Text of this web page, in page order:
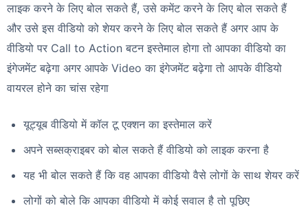
लाइक करने के लिए बोल सकते हैं, उसे कमेंट करने के लिए बोल सकते हैं
और उसे इस वीडियो को शेयर करने के लिए बोल सकते हैं अगर आप के
वीडियो पर Call to Action बटन इस्तेमाल होगा तो आपका वीडियो का
इंगेजमेंट बढ़ेगा अगर आपके Video का इंगेजमेंट बढ़ेगा तो आपके वीडियो
वायरल होने का चांस रहेगा
यूट्यूब वीडियो में कॉल टू एक्शन का इस्तेमाल करें
अपने सब्सक्राइबर को बोल सकते हैं वीडियो को लाइक करना है
यह भी बोल सकते हैं कि वह आपका वीडियो वैसे लोगों के साथ शेयर करें
लोगों को बोले कि आपका वीडियो में कोई सवाल है तो पूछिए